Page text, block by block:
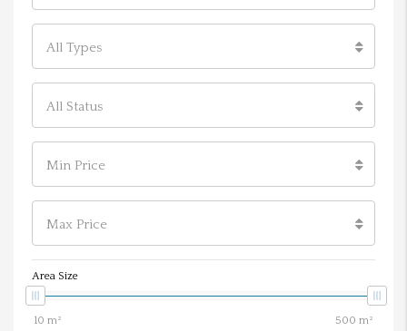
All Types
All Status
Min Price
Max Price
Area Size